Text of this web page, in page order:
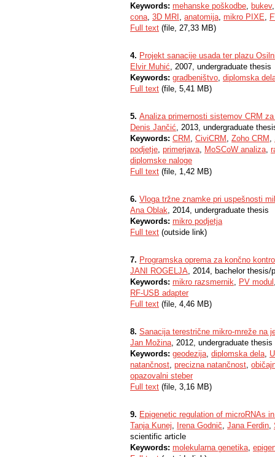
Keywords: mehanske poškodbe, bukev
cona, 3D MRI , anatomija, mikro PIXE,
Full text (file, 27,33 MB)
4. Projekt sanacije usada ter plazu
Elvir Muhić, 2007, undergraduate thesis
Keywords: gradbeništvo, diplomska
Full text (file, 5,41 MB)
5. Analiza primernosti sistemov CRM
Denis Jančić, 2013, undergraduate
Keywords: CRM , CiviCRM , Zoho CRM ,
podjetje, primerjava, MoSCoW analiza,
diplomske naloge
Full text (file, 1,42 MB)
6. Vloga tržne znamke pri uspešnosti
Ana Oblak, 2014, undergraduate thesis
Keywords: mikro podjetja
Full text (outside link)
7. Programska oprema za končno
JANI ROGELJA, 2014, bachelor thesis/
Keywords: mikro razsmernik, PV modul
RF-USB adapter
Full text (file, 4,46 MB)
8. Sanacija terestrične mikro-mreže na
Jan Možina, 2012, undergraduate thesis
Keywords: geodezija, diplomska dela,
natančnost, precizna natančnost,
opazovalni steber
Full text (file, 3,16 MB)
9. Epigenetic regulation of microRNAs
Tanja Kunej, Irena Godnič, Jana Ferdin,
scientific article
Keywords: molekularna genetika,